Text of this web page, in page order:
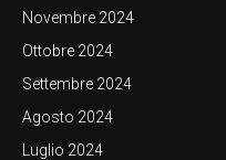
Novembre 2024
Ottobre 2024
Settembre 2024
Agosto 2024
Luglio 2024